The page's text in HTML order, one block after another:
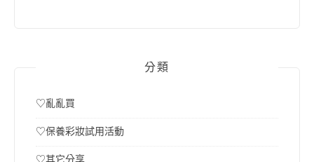
分類
♡亂亂買
♡保養彩妝試用活動
♡其它分享